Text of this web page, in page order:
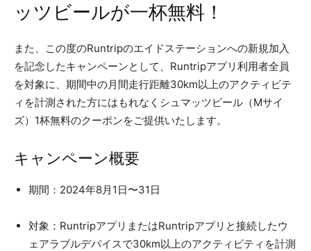
ッツビールが一杯無料！
また、この度のRuntripのエイドステーションへの新規加入
を記念したキャンペーンとして、Runtripアプリ利用者全員
を対象に、期間中の月間走行距離30km以上のアクティビテ
ィを計測された方にはもれなくシュマッツビール（Mサイ
ズ）1杯無料のクーポンをご提供いたします。
キャンペーン概要
期間：2024年8月1日〜31日
対象：RuntripアプリまたはRuntripアプリと接続したウ
ェアラブルデバイスで30km以上のアクティビティを計測